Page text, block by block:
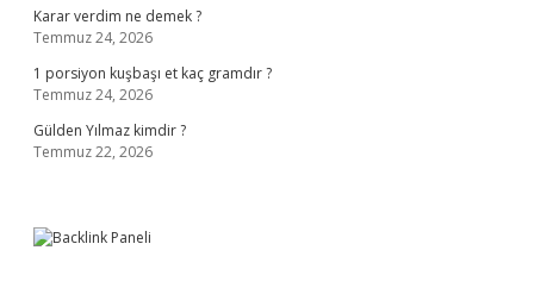
Karar verdim ne demek ?
Temmuz 24, 2026
1 porsiyon kuşbaşı et kaç gramdır ?
Temmuz 24, 2026
Gülden Yılmaz kimdir ?
Temmuz 22, 2026